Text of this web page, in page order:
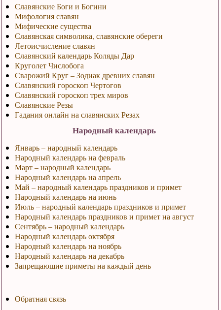
Славянские Боги и Богини
Мифология славян
Мифические существа
Славянская символика, славянские обереги
Летоисчисление славян
Славянский календарь Коляды Дар
Круголет Числобога
Сварожий Круг – Зодиак древних славян
Славянский гороскоп Чертогов
Славянский гороскоп трех миров
Славянские Резы
Гадания онлайн на славянских Резах
Народный календарь
Январь – народный календарь
Народный календарь на февраль
Март – народный календарь
Народный календарь на апрель
Май – народный календарь праздников и примет
Народный календарь на июнь
Июль – народный календарь праздников и примет
Народный календарь праздников и примет на август
Сентябрь – народный календарь
Народный календарь октября
Народный календарь на ноябрь
Народный календарь на декабрь
Запрещающие приметы на каждый день
Обратная связь